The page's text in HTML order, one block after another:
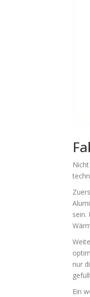
sein.
nur
Ein